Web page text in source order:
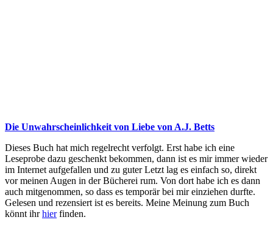
Die Unwahrscheinlichkeit von Liebe von A.J. Betts
Dieses Buch hat mich regelrecht verfolgt. Erst habe ich eine
Leseprobe dazu geschenkt bekommen, dann ist es mir immer wieder
im Internet aufgefallen und zu guter Letzt lag es einfach so, direkt
vor meinen Augen in der Bücherei rum. Von dort habe ich es dann
auch mitgenommen, so dass es temporär bei mir einziehen durfte.
Gelesen und rezensiert ist es bereits. Meine Meinung zum Buch
könnt ihrhierfinden.